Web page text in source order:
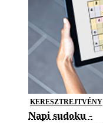
KERESZTREJTVÉNY
Napi sudoku -